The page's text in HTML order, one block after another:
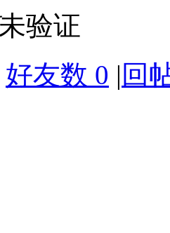
验证
好友数 0 | 回